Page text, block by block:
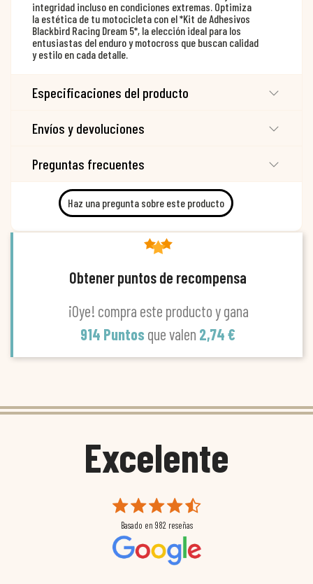
integridad incluso en condiciones extremas. Optimiza
la estética de tu motocicleta con el *Kit de Adhesivos
Blackbird Racing Dream 5*, la elección ideal para los
entusiastas del enduro y motocross que buscan calidad
y estilo en cada detalle.
Especificaciones del producto
Envíos y devoluciones
Preguntas frecuentes
Haz una pregunta sobre este producto
Obtener puntos de recompensa
¡Oye! compra este producto y gana
914 Puntos que valen 2,74 €
Excelente
Basado en 982 reseñas